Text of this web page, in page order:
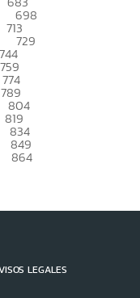
698
713
729
744
759
774
789
804
819
834
849
864
LEGALES